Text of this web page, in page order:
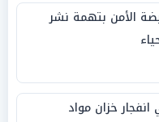
الأمن بتهمة نشر
خزان مواد